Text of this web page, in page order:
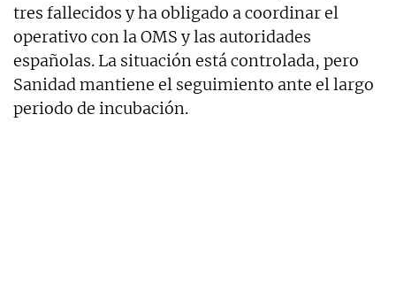
tres fallecidos y ha obligado a coordinar el
operativo con la OMS y las autoridades
españolas. La situación está controlada, pero
Sanidad mantiene el seguimiento ante el largo
periodo de incubación.